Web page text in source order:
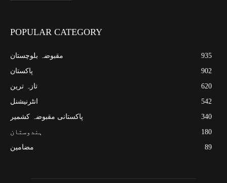
POPULAR CATEGORY
مقبوضہ بلوچستان
935
پاکستان
902
تازہ ترین
620
انٹرنیشنل
542
پاکستانی مقبوضہ کشمیر
340
ہندوستان
180
مضامین
89